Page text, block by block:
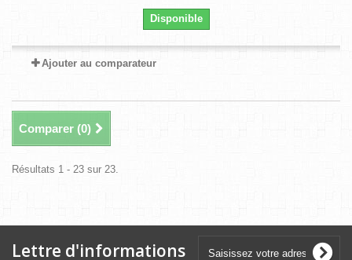
Disponible
Ajouter au comparateur
Comparer (0)
Résultats 1 - 23 sur 23.
Lettre d'informations